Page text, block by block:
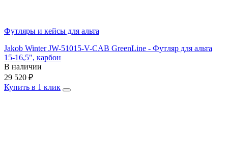
Футляры и кейсы для альта
Jakob Winter JW-51015-V-CAB GreenLine - Футляр для альта
15-16,5", карбон
В наличии
29 520 ₽
Купить в 1 клик